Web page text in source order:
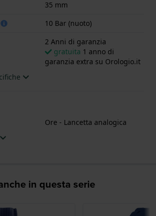
35 mm
10 Bar (nuoto)
2 Anni di garanzia
gratuita 1 anno di
garanzia extra su Orologio.it
Ore - Lancetta analogica
in questa serie